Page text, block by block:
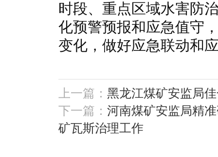
时段、重点区域水害防
化预警预报和应急值守
变化，做好应急联动和
上一篇： 黑龙江煤矿安监局
下一篇： 河南煤矿安监局精
矿瓦斯治理工作